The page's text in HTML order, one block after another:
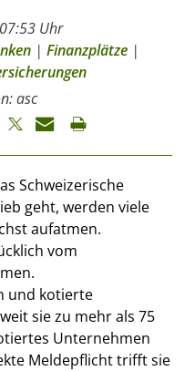
Uhr
| Finanzplätze|
asc
Schweizerische
geht, werden viele
aufatmen.
vom
und kotierte
sie zu mehr als 75
Unternehmen
Meldepflicht trifft sie